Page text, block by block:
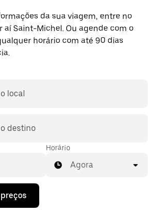
da sua viagem, entre no
aí Saint-Michel. Ou agende com o
horário com até 90 dias
local
destino
Horário
Agora